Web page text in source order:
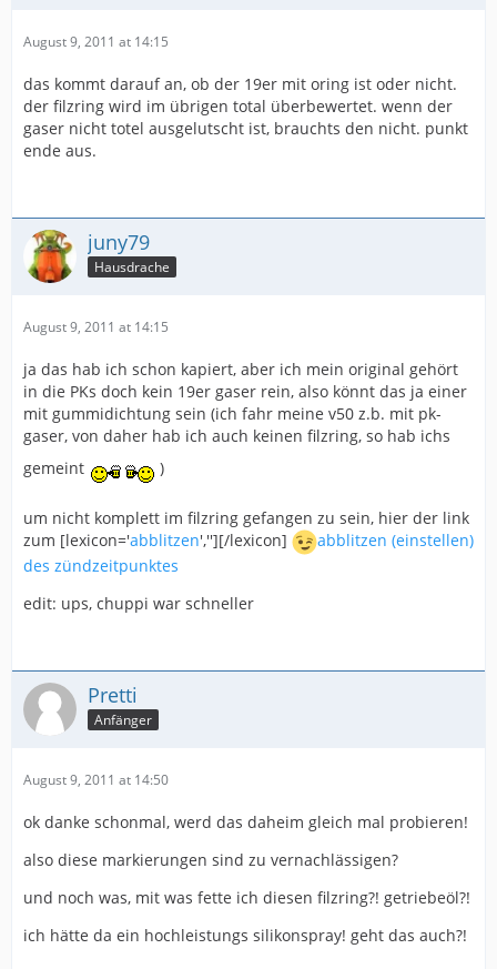
August 9, 2011 at 14:15
das kommt darauf an, ob der 19er mit oring ist oder nicht.
der filzring wird im übrigen total überbewertet. wenn der
gaser nicht totel ausgelutscht ist, brauchts den nicht. punkt
ende aus.
juny79
Hausdrache
August 9, 2011 at 14:15
ja das hab ich schon kapiert, aber ich mein original gehört
in die PKs doch kein 19er gaser rein, also könnt das ja einer
mit gummidichtung sein (ich fahr meine v50 z.b. mit pk-
gaser, von daher hab ich auch keinen filzring, so hab ichs
gemeint
)
um nicht komplett im filzring gefangen zu sein, hier der link
zum [lexicon='abblitzen',''][/lexicon]
abblitzen (einstellen)
des zündzeitpunktes
edit: ups, chuppi war schneller
Pretti
Anfänger
August 9, 2011 at 14:50
ok danke schonmal, werd das daheim gleich mal probieren!
also diese markierungen sind zu vernachlässigen?
und noch was, mit was fette ich diesen filzring?! getriebeöl?!
ich hätte da ein hochleistungs silikonspray! geht das auch?!